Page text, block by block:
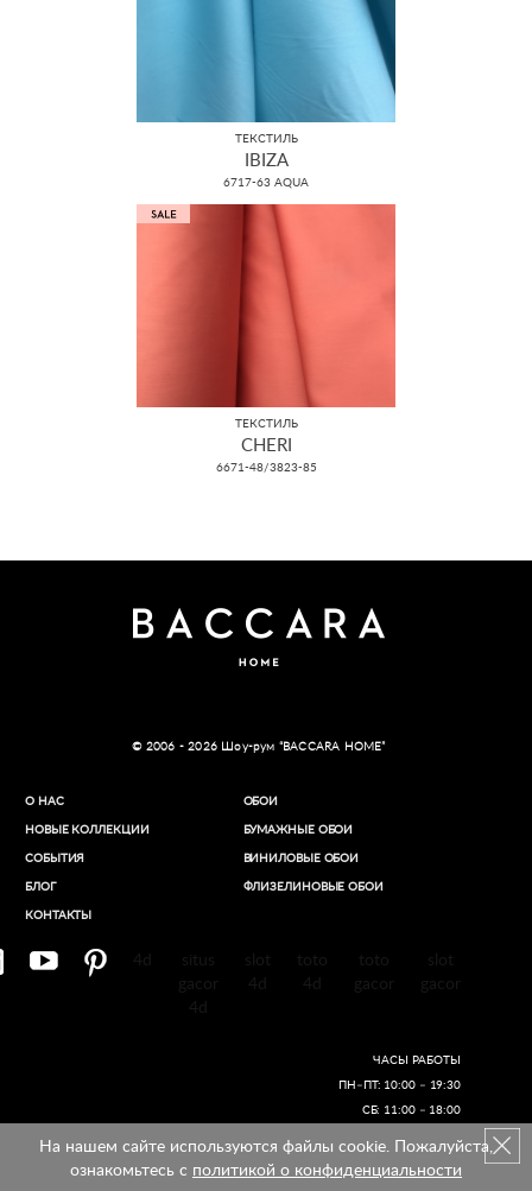
ТЕКСТИЛЬ
IBIZA
6717-63 AQUA
ТЕКСТИЛЬ
CHERI
6671-48/3823-85
© 2006 - 2026 Шоу-рум “BACCARA HOME”
О НАС
НОВЫЕ КОЛЛЕКЦИИ
СОБЫТИЯ
БЛОГ
КОНТАКТЫ
ОБОИ
БУМАЖНЫЕ ОБОИ
ВИНИЛОВЫЕ ОБОИ​
ФЛИЗЕЛИНОВЫЕ ОБОИ
ЧАСЫ РАБОТЫ
ПН–ПТ: 10:00 – 19:30
СБ: 11:00 – 18:00
Создание сайтов
На нашем сайте используются файлы cookie. Пожалуйста,
ознакомьтесь с политикой о конфиденциальности